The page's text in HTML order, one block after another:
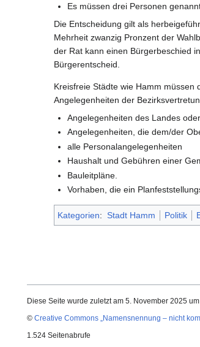
Es müssen drei Personen
Die Entscheidung gilt als
Mehrheit zwanzig Pronzent der
der Rat kann einen Bürgerbeschied
Bürgerentscheid.
Kreisfreie Städte wie Hamm müssen
Angelegenheiten der
Angelegenheiten des Landes
Angelegenheiten, die dem/der
alle Personalangelegenheiten
Haushalt und Gebühren einer
Bauleitpläne.
Vorhaben, die ein
Kategorien: Stadt Hamm Politik
Diese Seite wurde zuletzt am 5. November 2025
© Creative Commons „Namensnennung – nicht
1.524 Seitenabrufe